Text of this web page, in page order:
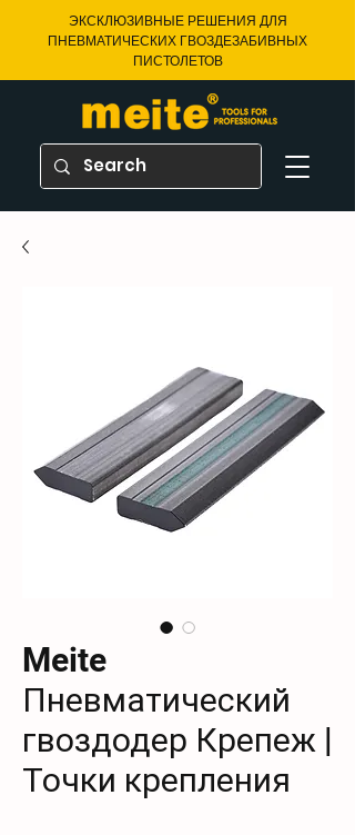
ЭКСКЛЮЗИВНЫЕ РЕШЕНИЯ ДЛЯ
ПНЕВМАТИЧЕСКИХ ГВОЗДЕЗАБИВНЫХ
ПИСТОЛЕТОВ
Meite
Пневматический
гвоздодер Крепеж |
Точки крепления